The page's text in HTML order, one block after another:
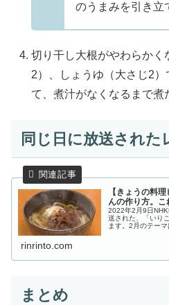
のうまみを引き立
切り干し大根がやわらかく
2）、しょうゆ（大さじ2
て、煮汁がなくなるまで煮
同じ日に放送された
【きょうの料
んの作り方。
2022年2月9日
送された、「いり
ます。2月のテー
rinrinto.com
まとめ